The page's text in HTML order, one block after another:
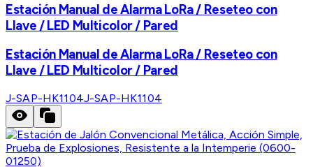
Estación Manual de Alarma LoRa / Reseteo con
Llave / LED Multicolor / Pared
Estación Manual de Alarma LoRa / Reseteo con
Llave / LED Multicolor / Pared
J-SAP-HK1104J-SAP-HK1104